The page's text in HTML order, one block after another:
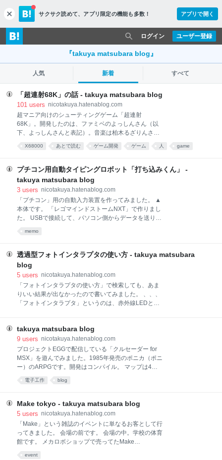
c
l
o
s
サクサク読めて、 アプリ限定の機能も多数！ アプリで開く
ユーザー登録
ログイン
『takuya matsubara blog』
人気 新着 すべて
「超連射68K」の話 - takuya matsubara blog
101 users nicotakuya.hatenablog.com
超マニア向けのシューティングゲーム「超連射
68K」。開発したのは、ファミベのよっしんさん（以
下、よっしんさんと表記）。音楽は柏木るざりんさん
が担当しています。最近だと、「X68000 Z」に最新バ
ージョンの「超連射68K」がバンドルされています。
いと思うので、自分はそれ以外の魅力について書きた
いと思います。 （その1）「爆発が凄い」 「超連射
68K」は爆発が芸術的です。破片は回転。爆炎は白→
発した場合、疑似的なレンズフレア、衝撃波、光条、
露出オーバー／アンダーなどで「実写のカメラっぽ
さ」を表現しています。光条が回転するあたりはアニ
メっぽいかもしれません。 超連射68Kにレンズフレア
X68000 あとで読む ゲーム開発 ゲーム 人 game
プチコン用自動タイピングロボット「打ち込みくん」 -
takuya matsubara blog
3 users nicotakuya.hatenablog.com
「プチコン」用の自動入力装置を作ってみました。 ▲
本体です。 「レゴマインドストームNXT」で作りまし
た。 USBで接続して、パソコン側からデータを送りま
がそのままコピペできるようになっています。 ▲動作
中の様子です。DSiのタッチパネルをひたすら叩きま
す。 、、、 ムービーです。 ↓
てる様子を見てるぶんには楽しいのですが、まだ、性
能的にはまだイマイチな状態です。 もうちょっと使え
るようにしていきたいです。 ↓「打ち込みくん」はこ
https://sites.google.com/site/yugenkaisyanic
memo
透過型フォトインタラプタの使い方 - takuya matsubara
blog
5 users nicotakuya.hatenablog.com
「フォトインタラプタの使い方」で検索しても、あま
りいい結果が出なかったので書いてみました。 、、、
「フォトインタラプタ」というのは、赤外線LEDとフ
も売ってます。 ▲透過型フォトインタラプタの一例で
す。赤外線LEDとフォトトランジスタが向かい合わせ
に付いてます。 何Vで動くのかとかピン配置とかは、
データシートを参照してください。 たとえば、
GP1S58Vについて調べたかったら、googleに
例です。抵抗を通して電源につなぎます。 「R1」が
値を減らすと光量が増えますが、増やしすぎは危険な
ので、必要な電流だけ流してください(電流値はデータ
takuya matsubara blog
9 users nicotakuya.hatenablog.com
プロジェクトEGGで配信している「クルセーダー for
MSX」を遊んでみました。1985年発売のポニカ（ポニ
ー）のARPGです。開発はコンパイル。 マップは4つ
層を移動します。MSXなのに、ピクセル単位で地面が
って、TXTマニュアルにはキーアサインしか書いてま
せん。ゲームパッドの左右でプレイヤーキャラ（ザー
バック）の移動。Aボタンでジャンプ。Bボタンで攻撃
です。 説明書（pdf）がないので、困りました。敵を
倒して、アイテムを取ったら面クリアという基本的な
のが最終的な目標です。 1面。幽霊みたいなのが、果
電子工作 blog
Make tokyo - takuya matsubara blog
5 users nicotakuya.hatenablog.com
「Make」という雑誌のイベントに単なるお客として行
ってきました。 会場の前です。 会場の中。学校の体育
館です。 メカロボショップで売ってたMake
event